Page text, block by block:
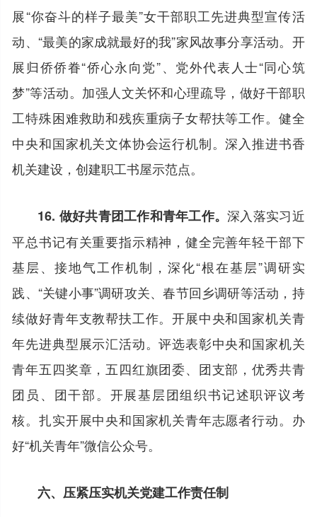
展“你奋斗的样子最美”女干部职工先进典型宣传活
动、“最美的家成就最好的我”家风故事分享活动。开
展归侨侨眷“侨心永向党”、党外代表人士“同心筑
梦”等活动。加强人文关怀和心理疏导，做好干部职
工特殊困难救助和残疾重病子女帮扶等工作。健全
中央和国家机关文体协会运行机制。深入推进书香
机关建设，创建职工书屋示范点。
16. 做好共青团工作和青年工作。深入落实习近
平总书记有关重要指示精神，健全完善年轻干部下
基层、接地气工作机制，深化“根在基层”调研实
践、“关键小事”调研攻关、春节回乡调研等活动，持
续做好青年支教帮扶工作。开展中央和国家机关青
年先进典型展示汇活动。评选表彰中央和国家机关
青年五四奖章，五四红旗团委、团支部，优秀共青
团员、团干部。开展基层团组织书记述职评议考
核。扎实开展中央和国家机关青年志愿者行动。办
好“机关青年”微信公众号。
六、压紧压实机关党建工作责任制